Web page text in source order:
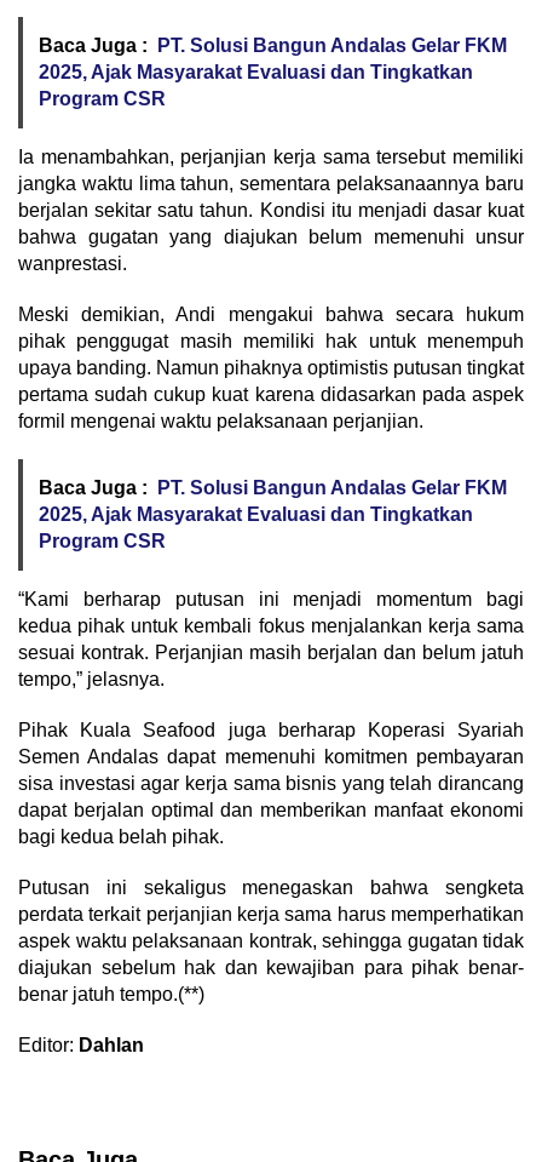
Baca Juga :
PT. Solusi Bangun Andalas Gelar FKM
2025, Ajak Masyarakat Evaluasi dan Tingkatkan
Program CSR
Ia menambahkan, perjanjian kerja sama tersebut memiliki
jangka waktu lima tahun, sementara pelaksanaannya baru
berjalan sekitar satu tahun. Kondisi itu menjadi dasar kuat
bahwa gugatan yang diajukan belum memenuhi unsur
wanprestasi.
Meski demikian, Andi mengakui bahwa secara hukum
pihak penggugat masih memiliki hak untuk menempuh
upaya banding. Namun pihaknya optimistis putusan tingkat
pertama sudah cukup kuat karena didasarkan pada aspek
formil mengenai waktu pelaksanaan perjanjian.
Baca Juga :
PT. Solusi Bangun Andalas Gelar FKM
2025, Ajak Masyarakat Evaluasi dan Tingkatkan
Program CSR
“Kami berharap putusan ini menjadi momentum bagi
kedua pihak untuk kembali fokus menjalankan kerja sama
sesuai kontrak. Perjanjian masih berjalan dan belum jatuh
tempo,” jelasnya.
Pihak Kuala Seafood juga berharap Koperasi Syariah
Semen Andalas dapat memenuhi komitmen pembayaran
sisa investasi agar kerja sama bisnis yang telah dirancang
dapat berjalan optimal dan memberikan manfaat ekonomi
bagi kedua belah pihak.
Putusan ini sekaligus menegaskan bahwa sengketa
perdata terkait perjanjian kerja sama harus memperhatikan
aspek waktu pelaksanaan kontrak, sehingga gugatan tidak
diajukan sebelum hak dan kewajiban para pihak benar-
benar jatuh tempo.(**)
Editor: Dahlan